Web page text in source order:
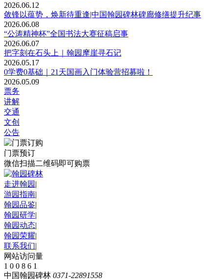
2026.06.12
敛锋以蕴势，焕新待重逢|中国翰园碑林碑廊修缮提升纪事
2026.06.08
“公涛精神杯”全国书法大赛征稿启事
2026.06.07
把字刻在石头上｜翰园摩崖寻石记
2026.05.17
0学费0基础｜21天国画入门体验营招募啦！
2026.05.09
票务
讲解
交通
文创
公告
门票预订
微信扫描二维码即可购票
走进翰园 |
游园指南|
翰园品鉴|
翰园研学|
翰园动态|
翰园荣耀|
联系我们|
网站访问量
1 0 0 8 6 1
中国翰园碑林 0371-22891558